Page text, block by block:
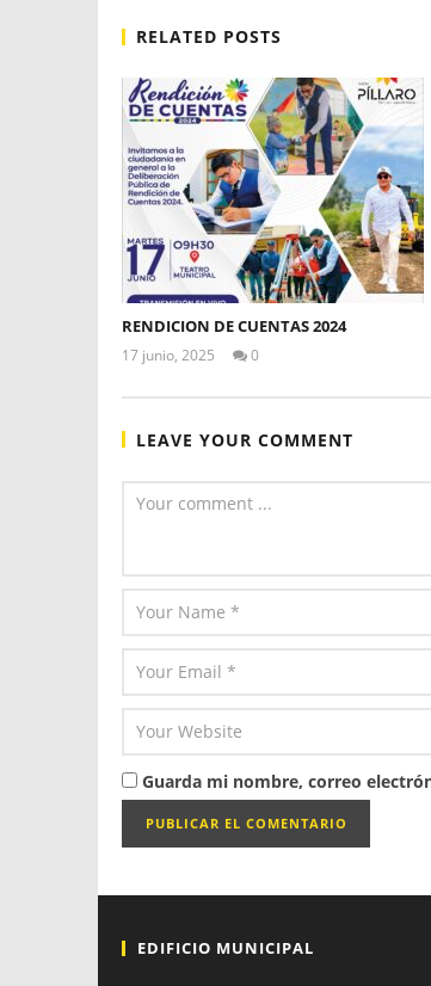
RELATED POSTS
RENDICION DE CUENTAS 2024
17 junio, 2025
Valle
0
LEAVE YOUR COMMENT
Guarda mi nombre, correo
EDIFICIO MUNICIPAL